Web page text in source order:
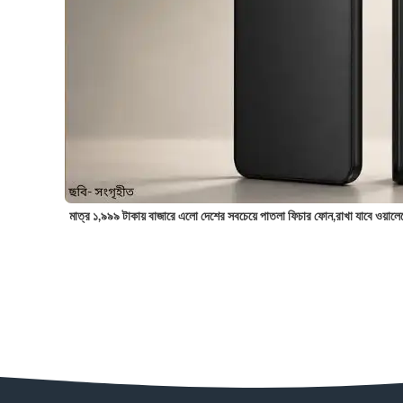
মাত্র ১,৯৯৯ টাকায় বাজারে এলো দেশের সবচেয়ে পাতলা ফিচার ফোন,রাখা যাবে